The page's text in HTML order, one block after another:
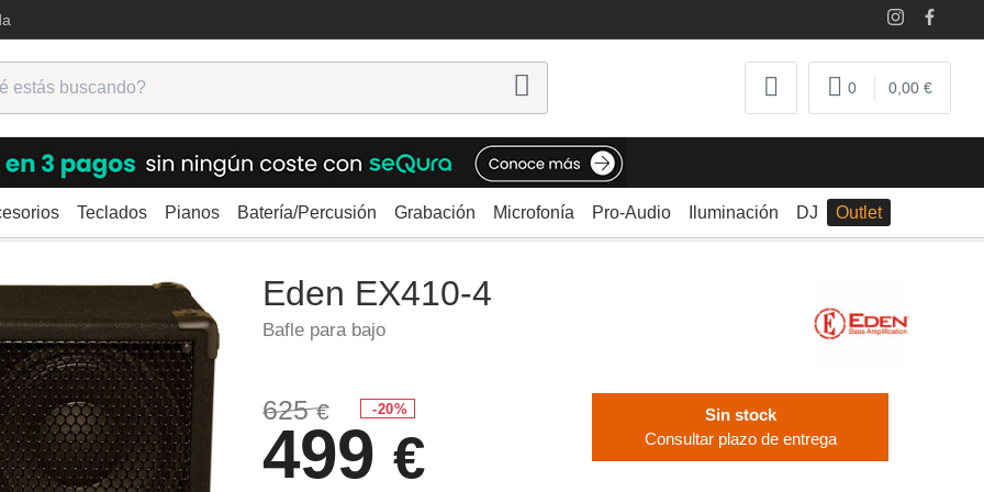
0 0,00 €
Teclados Pianos Batería/Percusión Grabación Microfonía Pro-Audio Iluminación DJ Outlet
bajo Bafles Eden EX410-4
Eden EX410-4
Bafle para bajo
625€ -20%
499 €
Sin stock
Consultar plazo de entrega